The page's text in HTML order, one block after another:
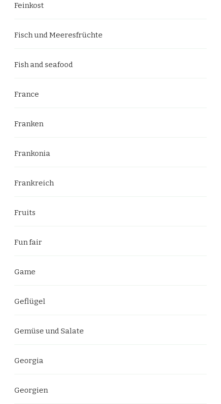
Feinkost
Fisch und Meeresfrüchte
Fish and seafood
France
Franken
Frankonia
Frankreich
Fruits
Fun fair
Game
Geflügel
Gemüse und Salate
Georgia
Georgien